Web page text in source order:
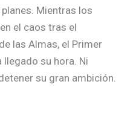
Mientras los
el caos tras el
las Almas, el Primer
llegado su hora. Ni
su gran ambición.